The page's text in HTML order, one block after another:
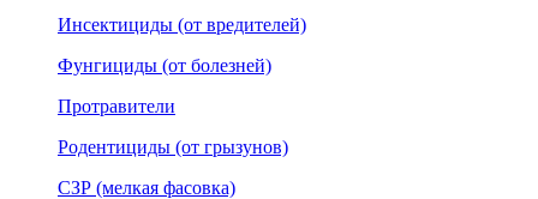
Инсектициды (от вредителей)
Фунгициды (от болезней)
Протравители
Родентициды (от грызунов)
СЗР (мелкая фасовка)